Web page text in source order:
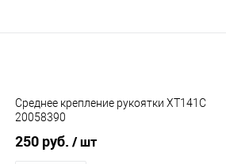
Среднее крепление рукоятки XT141C
20058390
250 руб. / шт